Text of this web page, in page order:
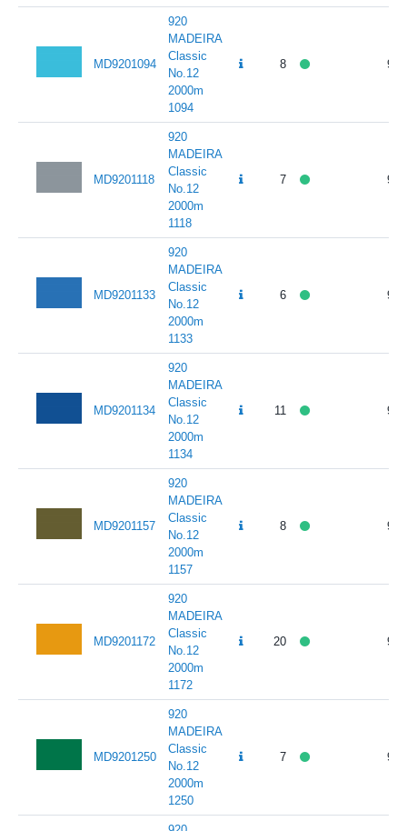
MD9201094
920
MADEIRA
Classic
No.12
2000m
1094
8
MD9201118
920
MADEIRA
Classic
No.12
2000m
1118
7
MD9201133
920
MADEIRA
Classic
No.12
2000m
1133
6
MD9201134
920
MADEIRA
Classic
No.12
2000m
1134
11
MD9201157
920
MADEIRA
Classic
No.12
2000m
1157
8
MD9201172
920
MADEIRA
Classic
No.12
2000m
1172
20
MD9201250
920
MADEIRA
Classic
No.12
2000m
1250
7